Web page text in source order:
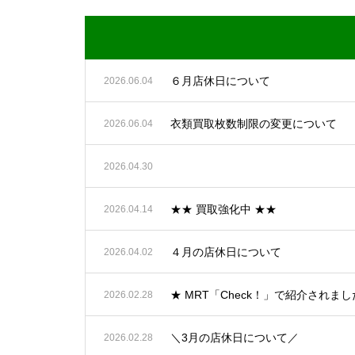
2026.06.04 ６月店休日について
2026.06.04 衣類買取枚数制限の変更について
2026.04.30
2026.04.14 ★★ 買取強化中 ★★
2026.04.02 ４月の店休日について
2026.02.28 ★ MRT「Check！」で紹介されま
2026.02.28 ＼3月の店休日について／